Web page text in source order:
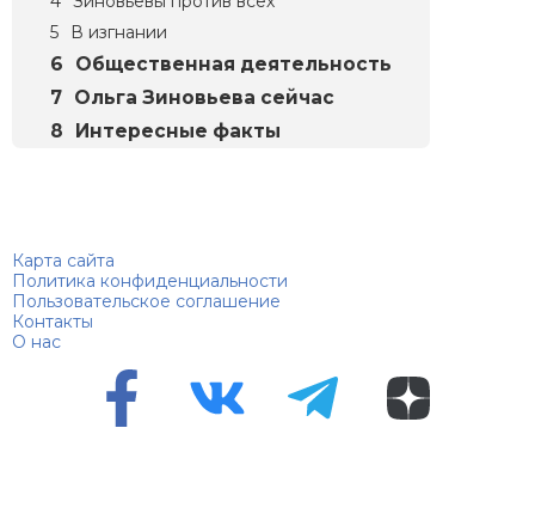
В изгнании
Общественная деятельность
Ольга Зиновьева сейчас
Интересные факты
Карта сайта
Политика конфиденциальности
Пользовательское соглашение
Контакты
О нас